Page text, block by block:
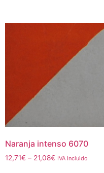
Naranja intenso 6070
12,71€ – 21,08€ IVA Incluido